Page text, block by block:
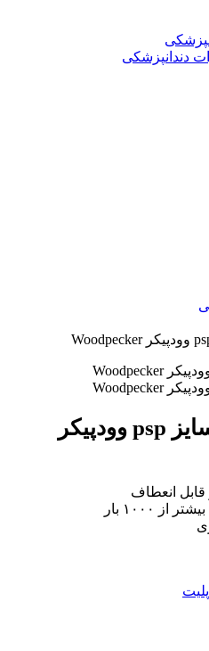
دندانپزشکی
سنسور فسفرپلیت سایز psp وودپیکر
انعطاف
۱۰۰۰ بار